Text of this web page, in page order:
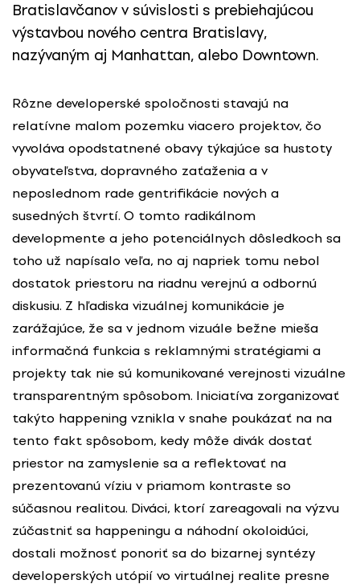
Bratislavčanov v súvislosti s prebiehajúcou
výstavbou nového centra Bratislavy,
nazývaným aj Manhattan, alebo Downtown.
Rôzne developerské spoločnosti stavajú na
relatívne malom pozemku viacero projektov, čo
vyvoláva opodstatnené obavy týkajúce sa hustoty
obyvateľstva, dopravného zaťaženia a v
neposlednom rade gentrifikácie nových a
susedných štvrtí. O tomto radikálnom
developmente a jeho potenciálnych dôsledkoch sa
toho už napísalo veľa, no aj napriek tomu nebol
dostatok priestoru na riadnu verejnú a odbornú
diskusiu. Z hľadiska vizuálnej komunikácie je
zarážajúce, že sa v jednom vizuále bežne mieša
informačná funkcia s reklamnými stratégiami a
projekty tak nie sú komunikované verejnosti vizuálne
transparentným spôsobom. Iniciatíva zorganizovať
takýto happening vznikla v snahe poukázať na na
tento fakt spôsobom, kedy môže divák dostať
priestor na zamyslenie sa a reflektovať na
prezentovanú víziu v priamom kontraste so
súčasnou realitou. Diváci, ktorí zareagovali na výzvu
zúčastniť sa happeningu a náhodní okoloidúci,
dostali možnosť ponoriť sa do bizarnej syntézy
developerských utópií vo virtuálnej realite presne